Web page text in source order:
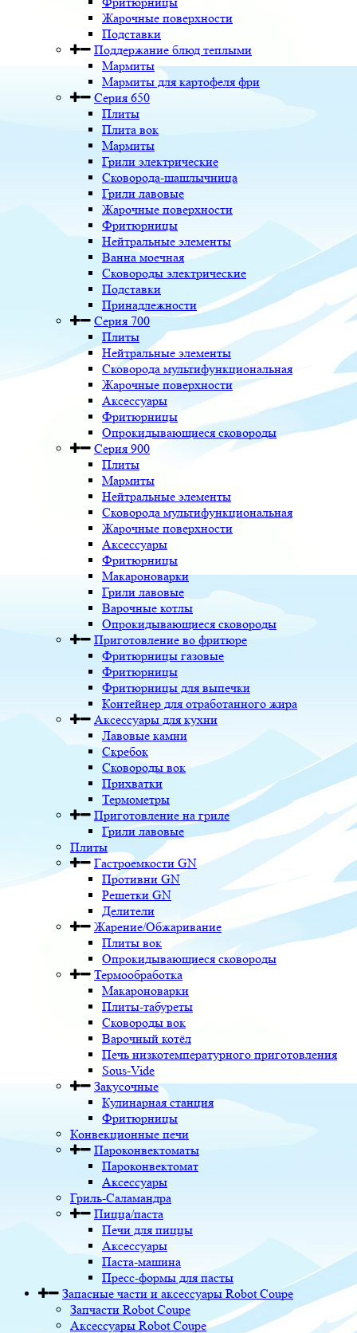
Жарочные поверхности
Подставки
Поддержание блюд теплыми
Мармиты
Мармиты для картофеля фри
Серия 650
Плиты
Плита вок
Мармиты
Грили электрические
Сковорода-шашлычница
Грили лавовые
Жарочные поверхности
Фритюрницы
Нейтральные элементы
Ванна моечная
Сковороды электрические
Подставки
Принадлежности
Серия 700
Плиты
Нейтральные элементы
Сковорода мультифункциональная
Жарочные поверхности
Аксессуары
Фритюрницы
Опрокидывающиеся сковороды
Серия 900
Плиты
Мармиты
Нейтральные элементы
Сковорода мультифункциональная
Жарочные поверхности
Аксессуары
Фритюрницы
Макароноварки
Грили лавовые
Варочные котлы
Опрокидывающиеся сковороды
Приготовление во фритюре
Фритюрницы газовые
Фритюрницы
Фритюрницы для выпечки
Контейнер для отработанного жира
Аксессуары для кухни
Лавовые камни
Скребок
Сковороды вок
Прихватки
Термометры
Приготовление на гриле
Грили лавовые
Плиты
Гастроемкости GN
Противни GN
Решетки GN
Делители
Жарение/Обжаривание
Плиты вок
Опрокидывающиеся сковороды
Термообработка
Макароноварки
Плиты-табуреты
Сковороды вок
Варочный котёл
Печь низкотемпературного приготовления
Sous-Vide
Закусочные
Кулинарная станция
Фритюрницы
Конвекционные печи
Пароконвектоматы
Пароконвектомат
Аксессуары
Гриль-Саламандра
Пицца/паста
Печи для пиццы
Аксессуары
Паста-машина
Пресс-формы для пасты
Запасные части и аксессуары Robot Coupe
Запчасти Robot Coupe
Аксессуары Robot Coupe